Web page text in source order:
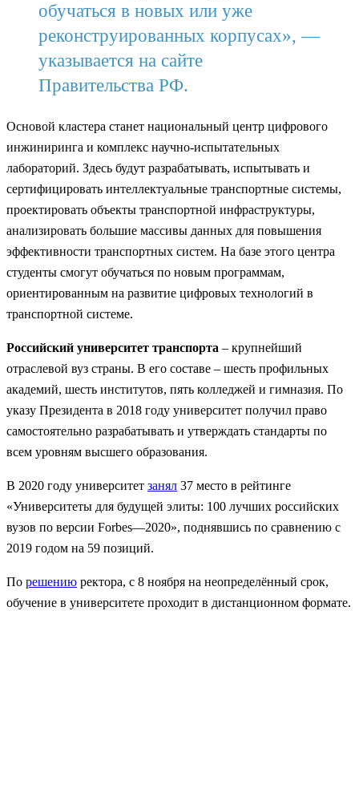
обучаться в новых или уже
реконструированных корпусах», —
указывается на сайте
Правительства РФ.
Основой кластера станет национальный центр цифрового
инжиниринга и комплекс научно-испытательных
лабораторий. Здесь будут разрабатывать, испытывать и
сертифицировать интеллектуальные транспортные системы,
проектировать объекты транспортной инфраструктуры,
анализировать большие массивы данных для повышения
эффективности транспортных систем. На базе этого центра
студенты смогут обучаться по новым программам,
ориентированным на развитие цифровых технологий в
транспортной системе.
Российский университет транспорта – крупнейший
отраслевой вуз страны. В его составе – шесть профильных
академий, шесть институтов, пять колледжей и гимназия. По
указу Президента в 2018 году университет получил право
самостоятельно разрабатывать и утверждать стандарты по
всем уровням высшего образования.
В 2020 году университет занял 37 место в рейтинге
«Университеты для будущей элиты: 100 лучших российских
вузов по версии Forbes—2020», поднявшись по сравнению с
2019 годом на 59 позиций.
По решению ректора, с 8 ноября на неопределённый срок,
обучение в университете проходит в дистанционном формате.